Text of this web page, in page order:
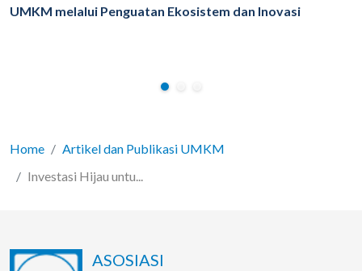
UMKM melalui Penguatan Ekosistem dan Inovasi
Home
Artikel dan Publikasi UMKM
Investasi Hijau untu...
ASOSIASI